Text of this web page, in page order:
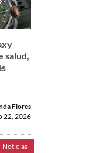
salud,
Flores
22, 2026
Noticias